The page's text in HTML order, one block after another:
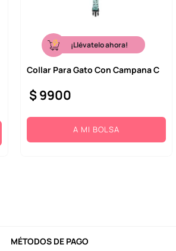
¡Llévatelo ahora!
Collar Para Gato Con Campana C
$9900
A MI BOLSA
MÉTODOS DE PAGO